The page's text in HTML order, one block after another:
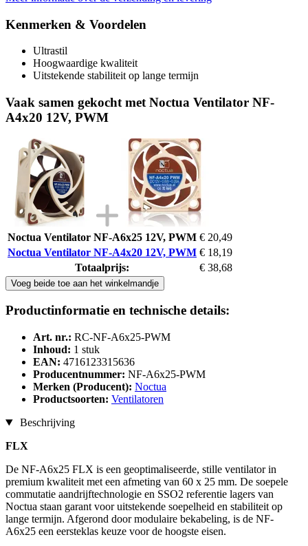
Kenmerken & Voordelen
Ultrastil
Hoogwaardige kwaliteit
Uitstekende stabiliteit op lange termijn
Vaak samen gekocht met Noctua Ventilator NF-
A4x20 12V, PWM
Noctua Ventilator NF-A6x25 12V, PWM € 20,49
Noctua Ventilator NF-A4x20 12V, PWM € 18,19
Totaalprijs:
€ 38,68
Voeg beide toe aan het winkelmandje
Productinformatie en technische details:
Art. nr.: RC-NF-A6x25-PWM
Inhoud: 1 stuk
EAN: 4716123315636
Producentnummer: NF-A6x25-PWM
Merken (Producent): Noctua
Productsoorten: Ventilatoren
Beschrijving
FLX
De NF-A6x25 FLX is een geoptimaliseerde, stille ventilator in
premium kwaliteit met een afmeting van 60 x 25 mm. De soepele
commutatie aandrijftechnologie en SSO2 referentie lagers van
Noctua staan garant voor uitstekende soepelheid en stabiliteit op
lange termijn. Afgerond door modulaire bekabeling, is de NF-
A6x25 een eersteklas keuze voor de hoogste eisen.